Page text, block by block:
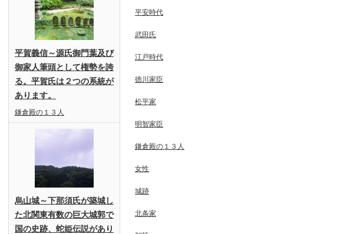
平賀義信～源氏御門葉及び
御家人筆頭として権勢を誇
る。平賀氏は２つの系統が
あります。
鎌倉殿の１３人
烏山城～下那須氏が築城し
た北関東有数の巨大城郭で
国の史跡、蛇姫伝説があり
平安時代
武田氏
江戸時代
徳川家臣
松平家
明智家臣
鎌倉殿の１３人
女性
城跡
北条家